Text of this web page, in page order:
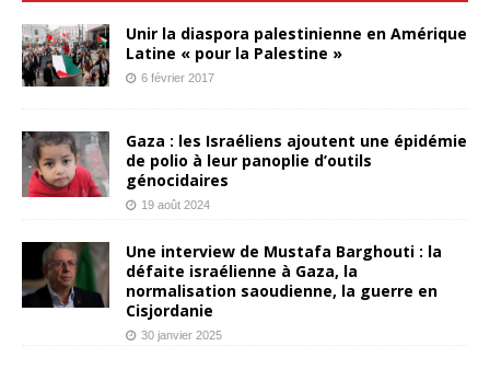
Unir la diaspora palestinienne en Amérique
Latine « pour la Palestine »
6 février 2017
Gaza : les Israéliens ajoutent une épidémie
de polio à leur panoplie d’outils
génocidaires
19 août 2024
Une interview de Mustafa Barghouti : la
défaite israélienne à Gaza, la
normalisation saoudienne, la guerre en
Cisjordanie
30 janvier 2025